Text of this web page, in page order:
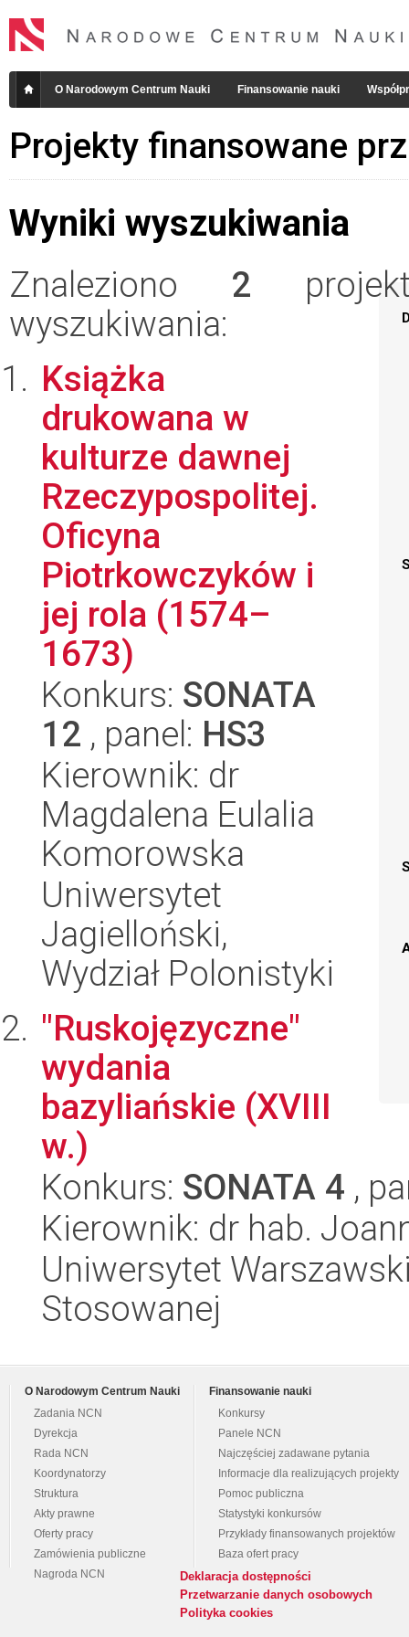
O Narodowym Centrum Nauki Finansowanie nauki
Projekty finansowane
Wyniki wyszukiwania
Znaleziono 2
wyszukiwania:
Książka
drukowana w
kulturze dawnej
Rzeczypospolitej.
Oficyna
Piotrkowczyków i
jej rola (1574–
1673)
Konkurs: SONATA
12 , panel: HS3
Kierownik: dr
Magdalena Eulalia
Komorowska
Uniwersytet
Jagielloński,
Wydział Polonistyki
"Ruskojęzyczne"
wydania
bazyliańskie (XVIII
w.)
Konkurs: SONATA 4 ,
Kierownik: dr hab.
Uniwersytet
Stosowanej
O Narodowym Centrum Nauki
Zadania NCN
Dyrekcja
Rada NCN
Koordynatorzy
Struktura
Akty prawne
Oferty pracy
Zamówienia publiczne
Nagroda NCN
Finansowanie nauki
Konkursy
Panele NCN
Najczęściej zadawane pytania
Informacje dla realizujących projekty
Pomoc publiczna
Statystyki konkursów
Przykłady finansowanych projektów
Baza ofert pracy
Deklaracja dostępności
Przetwarzanie danych osobowych
Polityka cookies